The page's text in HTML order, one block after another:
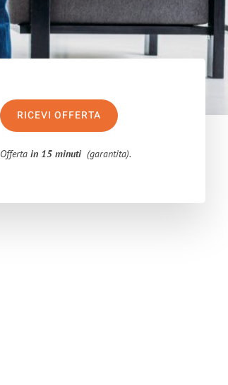
RICEVI OFFERTA
Offertain 15 minuti (garantita).